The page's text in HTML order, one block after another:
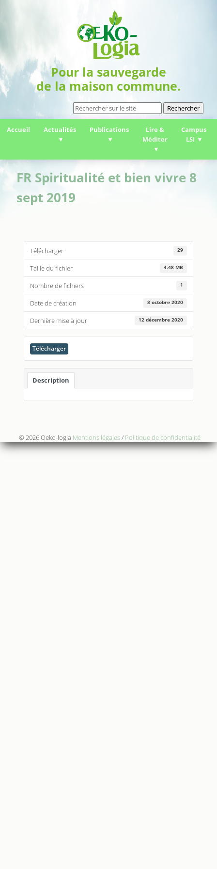
Pour la sauvegarde
de la maison commune.
Rechercher
Accueil Actualités Publications
Lire &
Méditer
Campus
LSi
FR Spiritualité et bien vivre 8
sept 2019
Télécharger 29
Taille du fichier 4.48 MB
Nombre de fichiers 1
Date de création 8 octobre 2020
Dernière mise à jour 12 décembre 2020
Télécharger
Description
© 2026 Oeko-logia Mentions légales/ Politique de confidentialité